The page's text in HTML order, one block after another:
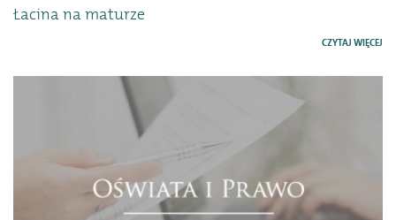
Łacina na maturze
CZYTAJ WIĘCEJ